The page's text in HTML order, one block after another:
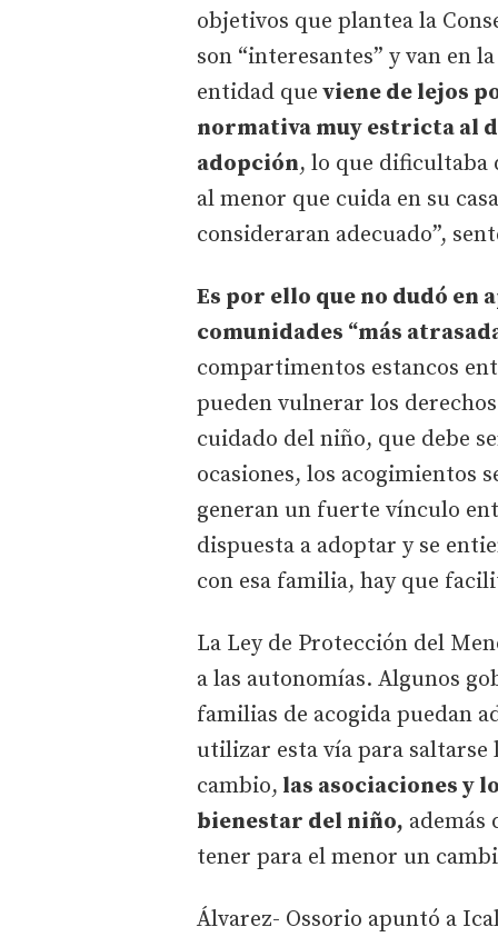
objetivos que plantea la
son “interesantes” y van en
entidad que viene de lejos
normativa muy estricta al
adopción, lo que dificultaba
al menor que cuida en su
consideraran adecuado”,
Es por ello que no dudó en
comunidades “más
compartimentos estancos
pueden vulnerar los
cuidado del niño, que debe
ocasiones, los acogimientos
generan un fuerte vínculo
dispuesta a adoptar y se
con esa familia, hay que
La Ley de Protección del
a las autonomías. Algunos
familias de acogida puedan
utilizar esta vía para saltarse
cambio, las asociaciones y
bienestar del niño, además
tener para el menor un
Álvarez- Ossorio apuntó a